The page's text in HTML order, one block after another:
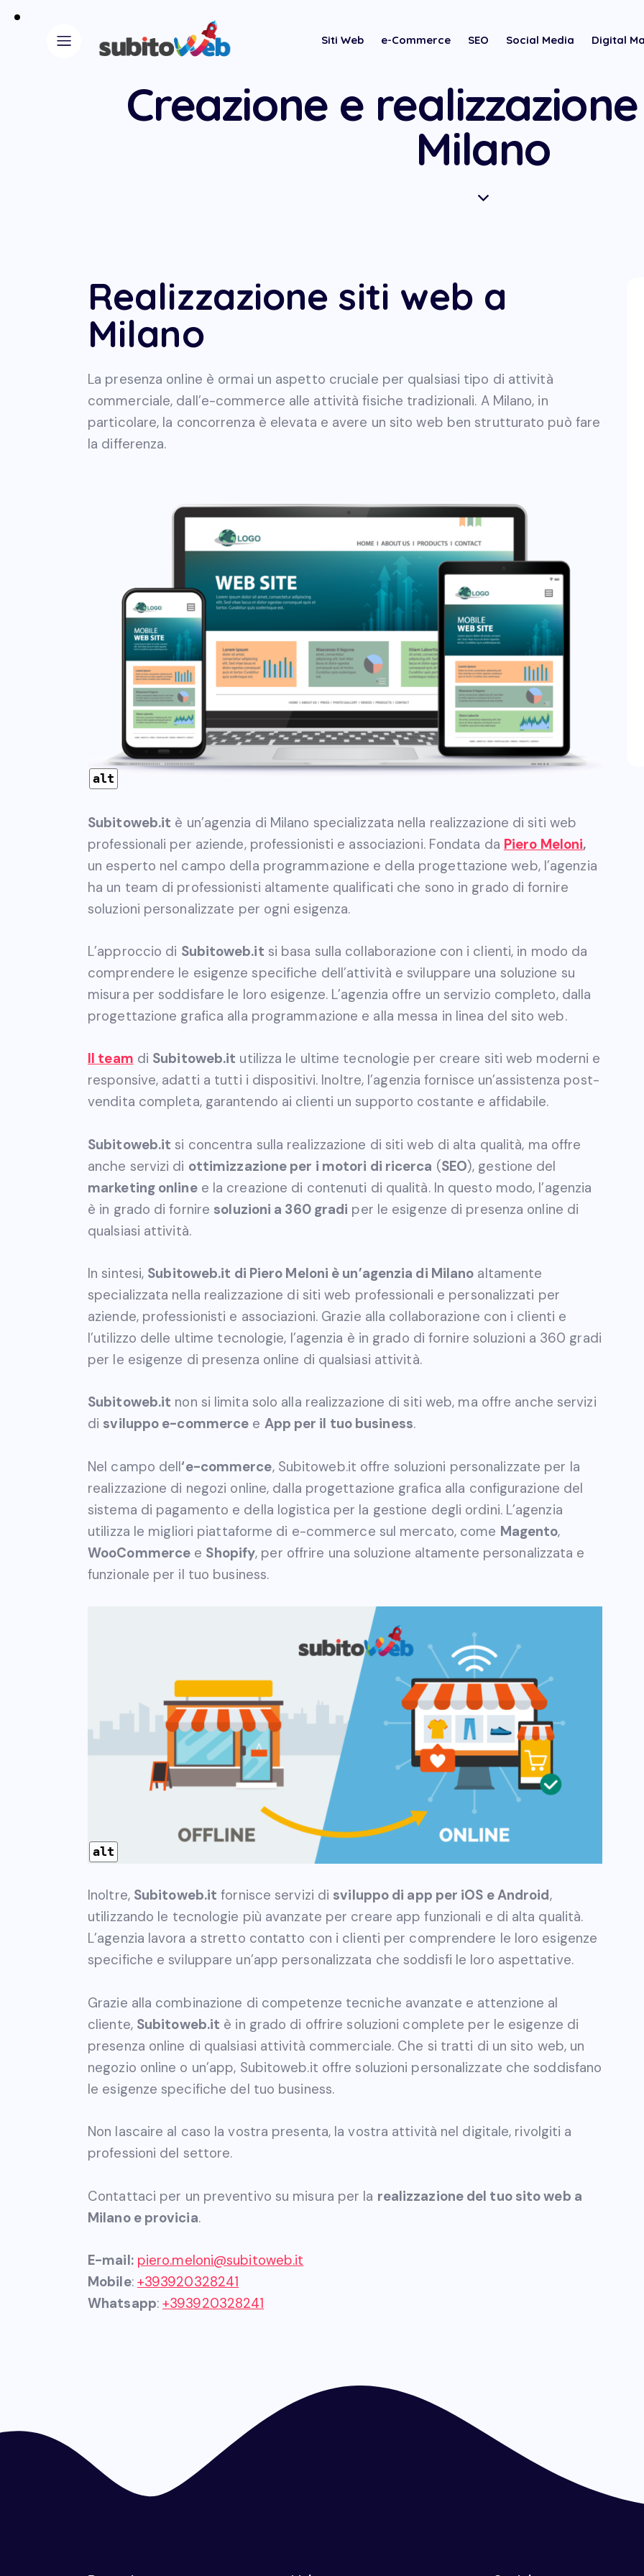
Siti Web e-Commerce SEO Social Media Digital
Creazione e
Milano
Realizzazione siti web a
Milano
La presenza online è ormai un aspetto cruciale per qualsiasi tipo di attività
commerciale, dall’e-commerce alle attività fisiche tradizionali. A Milano, in
particolare, la concorrenza è elevata e avere un sito web ben strutturato può fare
la differenza.
alt
Subitoweb.it è un’agenzia di Milano specializzata nella realizzazione di siti web
professionali per aziende, professionisti e associazioni. Fondata da Piero Meloni,
un esperto nel campo della programmazione e della progettazione web, l’agenzia
ha un team di professionisti altamente qualificati che sono in grado di fornire
soluzioni personalizzate per ogni esigenza.
L’approccio di Subitoweb.it si basa sulla collaborazione con i clienti, in modo da
comprendere le esigenze specifiche dell’attività e sviluppare una soluzione su
misura per soddisfare le loro esigenze. L’agenzia offre un servizio completo, dalla
progettazione grafica alla programmazione e alla messa in linea del sito web.
Il team di Subitoweb.it utilizza le ultime tecnologie per creare siti web moderni e
responsive, adatti a tutti i dispositivi. Inoltre, l’agenzia fornisce un’assistenza post-
vendita completa, garantendo ai clienti un supporto costante e affidabile.
Subitoweb.it si concentra sulla realizzazione di siti web di alta qualità, ma offre
anche servizi di ottimizzazione per i motori di ricerca (SEO), gestione del
marketing onlinee la creazione di contenuti di qualità. In questo modo, l’agenzia
è in grado di fornire soluzioni a 360 gradi per le esigenze di presenza online di
qualsiasi attività.
In sintesi, Subitoweb.it di Piero Meloni è un’agenzia di Milano altamente
specializzata nella realizzazione di siti web professionali e personalizzati per
aziende, professionisti e associazioni. Grazie alla collaborazione con i clienti e
l’utilizzo delle ultime tecnologie, l’agenzia è in grado di fornire soluzioni a 360 gradi
per le esigenze di presenza online di qualsiasi attività.
Subitoweb.it non si limita solo alla realizzazione di siti web, ma offre anche servizi
di sviluppo e-commerce e App per il tuo business.
Nel campo dell‘e-commerce, Subitoweb.it offre soluzioni personalizzate per la
realizzazione di negozi online, dalla progettazione grafica alla configurazione del
sistema di pagamento e della logistica per la gestione degli ordini. L’agenzia
utilizza le migliori piattaforme di e-commerce sul mercato, come Magento,
WooCommerce e Shopify, per offrire una soluzione altamente personalizzata e
funzionale per il tuo business.
alt
Inoltre, Subitoweb.it fornisce servizi di sviluppo di app per iOS e Android,
utilizzando le tecnologie più avanzate per creare app funzionali e di alta qualità.
L’agenzia lavora a stretto contatto con i clienti per comprendere le loro esigenze
specifiche e sviluppare un’app personalizzata che soddisfi le loro aspettative.
Grazie alla combinazione di competenze tecniche avanzate e attenzione al
cliente, Subitoweb.it è in grado di offrire soluzioni complete per le esigenze di
presenza online di qualsiasi attività commerciale. Che si tratti di un sito web, un
negozio online o un’app, Subitoweb.it offre soluzioni personalizzate che soddisfano
le esigenze specifiche del tuo business.
Non lascaire al caso la vostra presenta, la vostra attività nel digitale, rivolgiti a
professioni del settore.
Contattaci per un preventivo su misura per la realizzazione del tuo sito web a
Milano e provicia.
E-mail: piero.meloni@subitoweb.it
Mobile: +393920328241
Whatsapp:+393920328241